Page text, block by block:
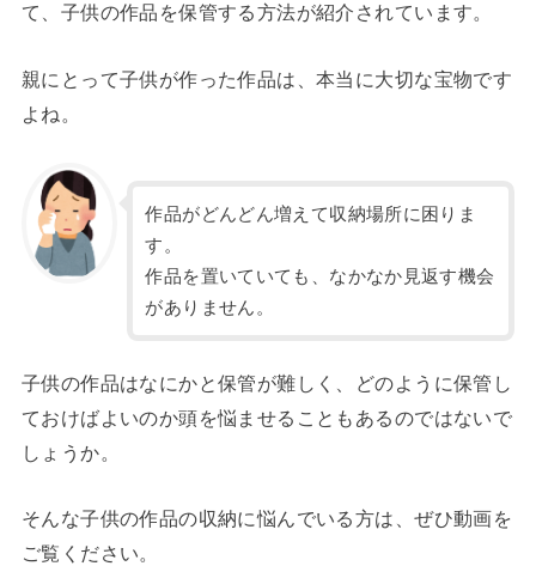
て、子供の作品を保管する方法が紹介されています。
親にとって子供が作った作品は、本当に大切な宝物です
よね。
作品がどんどん増えて収納場所に困りま
す。
作品を置いていても、なかなか見返す機会
がありません。
子供の作品はなにかと保管が難しく、どのように保管し
ておけばよいのか頭を悩ませることもあるのではないで
しょうか。
そんな子供の作品の収納に悩んでいる方は、ぜひ動画を
ご覧ください。